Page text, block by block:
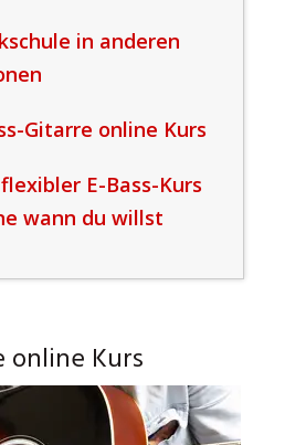
in anderen
Gitarre online Kurs
E-Bass-Kurs
wann du willst
Kurs